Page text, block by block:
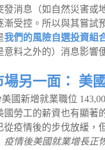
發消息（如自然災害或
漸受控。所以與其嘗試
我們的風險自選投資組
意料之外的）消息影響
場另一面： 美
美國新增就業職位
國勞工的薪資也有顯著
從疫情後的步伐放緩，
疫情後美國就業增長正